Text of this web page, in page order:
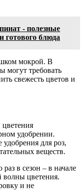
- полезные
готового блюда
мокрой. В
могут требовать
свежесть цветов и
цветения
удобрении.
для роз,
веществ.
в сезон – в начале
волны цветения.
и не